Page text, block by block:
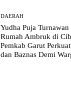
DAERAH
Yudha Puja
Rumah Ambruk di
Pemkab Garut
dan Baznas Demi